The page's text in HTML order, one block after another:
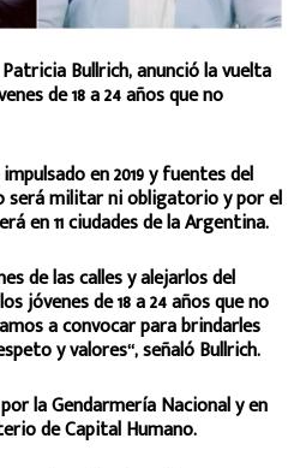
Bullrich, anunció la vuelta
de 18 a 24 años que no
en 2019 y fuentes del
será militar ni obligatorio y por el
en 11 ciudades de la Argentina.
de las calles y alejarlos del
jóvenes de 18 a 24 años que no
a convocar para brindarles
y valores“, señaló Bullrich.
laGendarmería Nacional y en
de Capital Humano.